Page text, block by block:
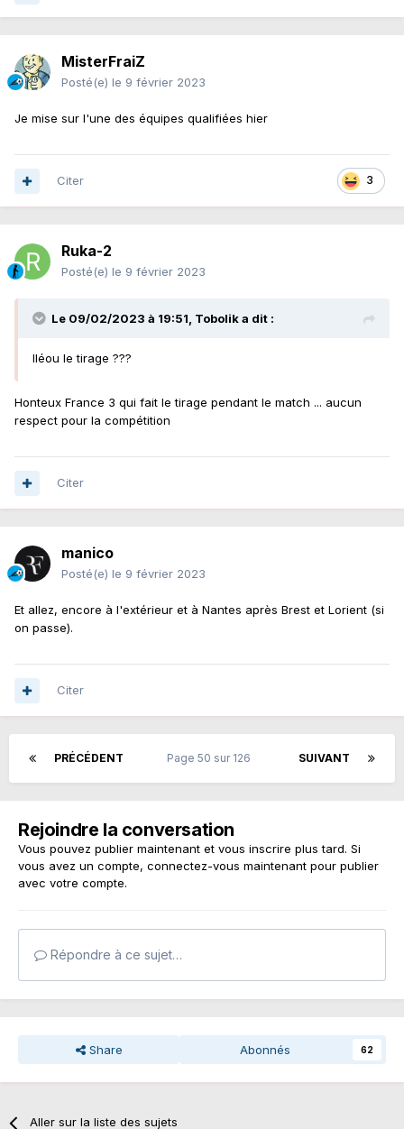
MisterFraiZ
Posté(e) le 9 février 2023
Je mise sur l'une des équipes qualifiées hier
3
Citer
Ruka-2
Posté(e) le 9 février 2023
Le 09/02/2023 à 19:51, Tobolika dit :
Iléou le tirage ???
Honteux France 3 qui fait le tirage pendant le match ... aucun
respect pour la compétition
Citer
manico
Posté(e) le 9 février 2023
Et allez, encore à l'extérieur et à Nantes après Brest et Lorient (si
on passe).
Citer
PRÉCÉDENT SUIVANT
Page 50 sur 126
Rejoindre la conversation
Vous pouvez publier maintenant et vous inscrire plus tard. Si
vous avez un compte, connectez-vous maintenant pour publier
avec votre compte.
Répondre à ce sujet…
Share Abonnés 62
Aller sur la liste des sujets